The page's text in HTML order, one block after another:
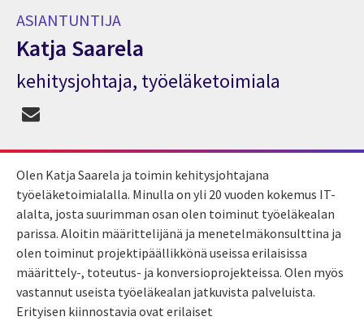
ASIANTUNTIJA
Katja Saarela
Asiantuntija Katja Saarela
kehitysjohtaja, työeläketoimiala
Olen Katja Saarela ja toimin kehitysjohtajana
työeläketoimialalla. Minulla on yli 20 vuoden kokemus IT-
alalta, josta suurimman osan olen toiminut työeläkealan
parissa. Aloitin määrittelijänä ja menetelmäkonsulttina ja
olen toiminut projektipäällikkönä useissa erilaisissa
määrittely-, toteutus- ja konversioprojekteissa. Olen myös
vastannut useista työeläkealan jatkuvista palveluista.
Erityisen kiinnostavia ovat erilaiset